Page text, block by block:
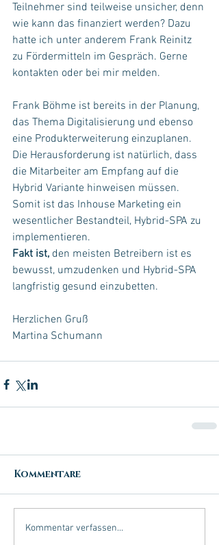
Teilnehmer sind teilweise unsicher, denn
wie kann das finanziert werden? Dazu
hatte ich unter anderem Frank Reinitz
zu Fördermitteln im Gespräch. Gerne
kontakten oder bei mir melden.
Frank Böhme ist bereits in der Planung,
das Thema Digitalisierung und ebenso
eine Produkterweiterung einzuplanen.
Die Herausforderung ist natürlich, dass
die Mitarbeiter am Empfang auf die
Hybrid Variante hinweisen müssen.
Somit ist das Inhouse Marketing ein
wesentlicher Bestandteil, Hybrid-SPA zu
implementieren.
Fakt ist, den meisten Betreibern ist es
bewusst, umzudenken und Hybrid-SPA
langfristig gesund einzubetten.
Herzlichen Gruß
Martina Schumann
Kommentare
Kommentar verfassen...